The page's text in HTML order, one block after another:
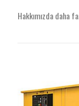
Hakkımızda daha